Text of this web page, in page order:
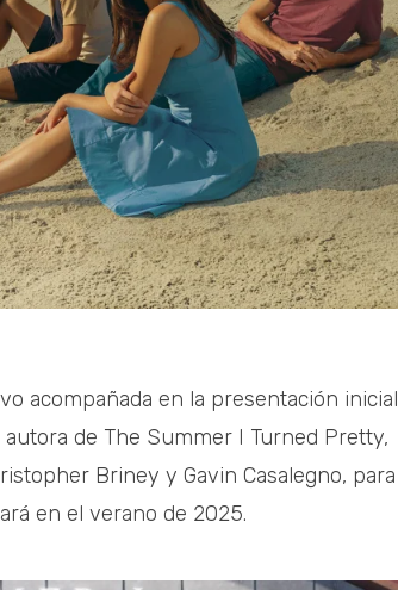
acompañada en la presentación inicial
de The Summer I Turned Pretty,
Briney y Gavin Casalegno, para
en el verano de 2025.